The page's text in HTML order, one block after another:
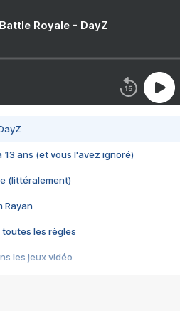
Royale - DayZ
13 ans (et vous l'avez ignoré)
(littéralement)
Rayan
toutes les règles
les jeux vidéo